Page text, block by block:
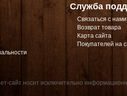
Служба
Связаться с нами
Возврат товара
Карта сайта
Покупателей на
сайт носит исключительно